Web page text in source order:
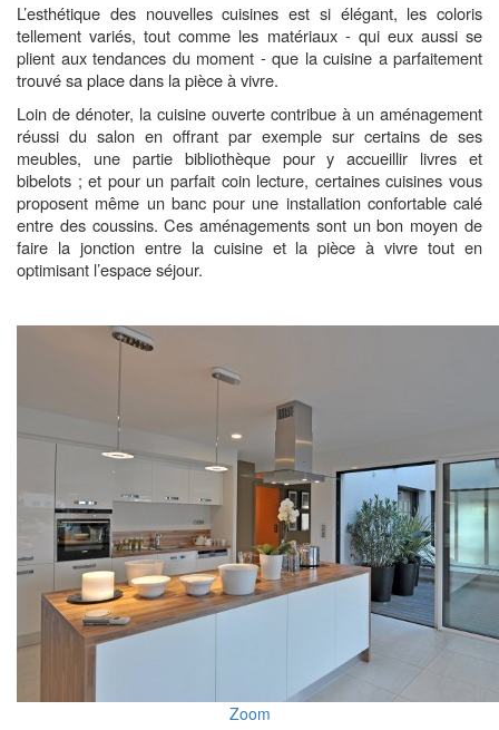
L’esthétique des nouvelles cuisines est si élégant, les coloris
tellement variés, tout comme les matériaux - qui eux aussi se
plient aux tendances du moment - que la cuisine a parfaitement
trouvé sa place dans la pièce à vivre.
Loin de dénoter, la cuisine ouverte contribue à un aménagement
réussi du salon en offrant par exemple sur certains de ses
meubles, une partie bibliothèque pour y accueillir livres et
bibelots ; et pour un parfait coin lecture, certaines cuisines vous
proposent même un banc pour une installation confortable calé
entre des coussins. Ces aménagements sont un bon moyen de
faire la jonction entre la cuisine et la pièce à vivre tout en
optimisant l’espace séjour.
Zoom